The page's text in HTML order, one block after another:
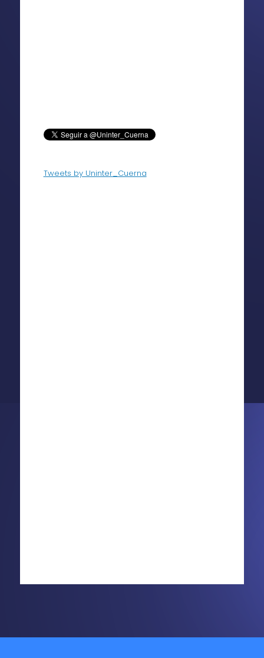
Tweets by Uninter_Cuerna